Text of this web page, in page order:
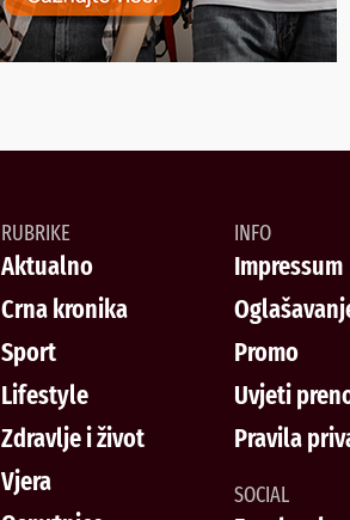
RUBRIKE
Aktualno
Crna kronika
Sport
Lifestyle
Zdravlje i život
Vjera
INFO
Impressum
Promo
Uvjeti
Pravila
SOCIAL